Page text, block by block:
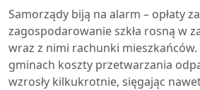
Samorządy biją na alarm – opłaty
zagospodarowanie szkła rosną w
wraz z nimi rachunki
gminach koszty przetwarzania
wzrosły kilkukrotnie, sięgając